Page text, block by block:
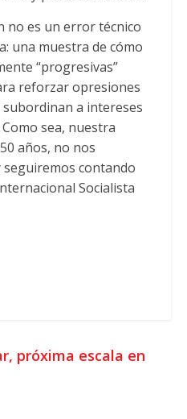
no es un error técnico
una muestra de cómo
“progresivas”
reforzar opresiones
a intereses
sea, nuestra
años, no nos
contando
Socialista
próxima escala en